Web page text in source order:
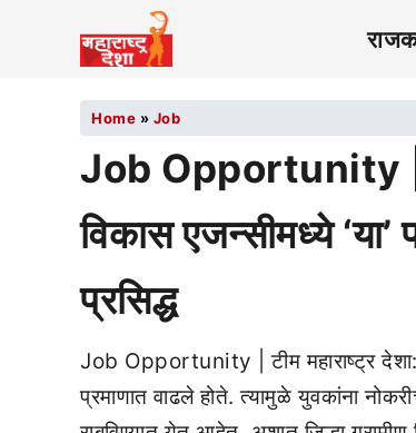
Home » Job
Job Opportunity |
विकास एजन्सीमध्ये ‘या’
प्रसिद्ध
Job Opportunity | टीम महाराष्ट्र देशा:
प्रमाणात वाढले होते. त्यामुळे युवकांना